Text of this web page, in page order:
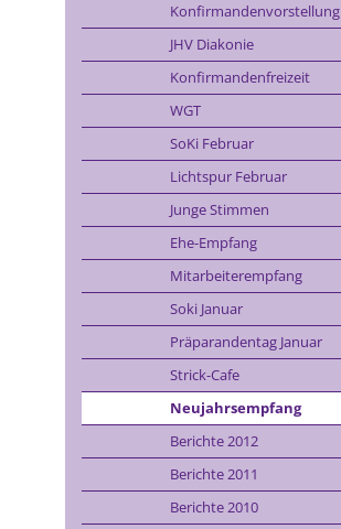
Konfirmandenvorstellung
JHV Diakonie
Konfirmandenfreizeit
WGT
SoKi Februar
Lichtspur Februar
Junge Stimmen
Ehe-Empfang
Mitarbeiterempfang
Soki Januar
Präparandentag Januar
Strick-Cafe
Neujahrsempfang
Berichte 2012
Berichte 2011
Berichte 2010